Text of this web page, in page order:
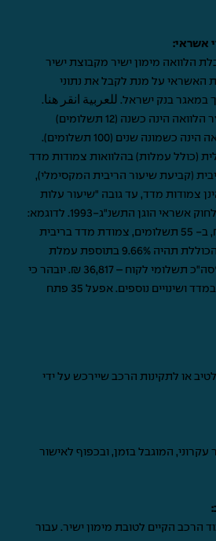
אשראי:
הלוואה מימון ישיר מקבוצת ישיר
האשראי על מנת לקבל את נתוני
במאגר בנק ישראל. للعربية انقر هنا.
התקופה המינימלית להחזר הלוואה הינה כשנה (12 תשלומים)
והמקסימלית להחזר הלוואה הינה כשמונה שנים (100 תשלומים).
(כולל עמלות) בהלוואות צמודות מדד
הריבית (קביעת שיעור הריבית המקסימלי),
שאינן צמודות מדד, עד גובה "שיעור עלות
האשראי המרבי" בהתאם לחוק אשראי הוגן התשנ"ג-1993. לדוגמא:
בהלוואה על סך 30,000 ₪, ב- 55 תשלומים, צמודת מדד בריבית
בשיעור של 8.5%, העלות הכוללת תהיה 9.66% בתוספת עמלת
פתיחת תיק בסך 490 ₪. *סה"כ תשלומי לקוח – 36,817 ₪. יובהר כי
ההערכה כפופה לשינויים במדד ושינויים נוספים. אפעל 35 פתח
או לתקינות הרכב שיירכש על ידי
עקרוני, המוגבל בזמן, ובכפוף לאישור
הרכב הקיים לטובת מימון ישיר. עבור